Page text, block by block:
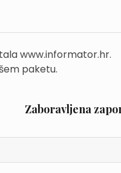
www.informator.hr.
paketu.
Zaboravljena